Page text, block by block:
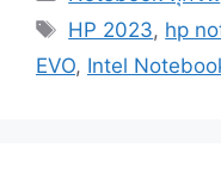
Tags
HP 2023, hp
EVO, Intel